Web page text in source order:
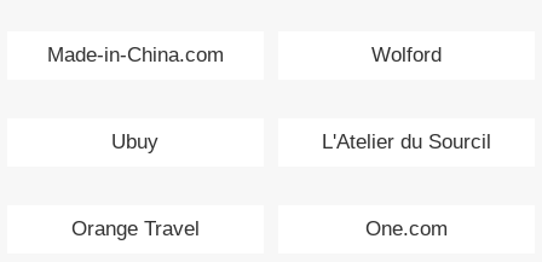
Made-in-China.com Wolford
Ubuy L'Atelier du Sourcil
Orange Travel One.com